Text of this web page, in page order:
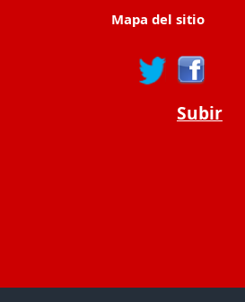
Mapa del sitio
Subir